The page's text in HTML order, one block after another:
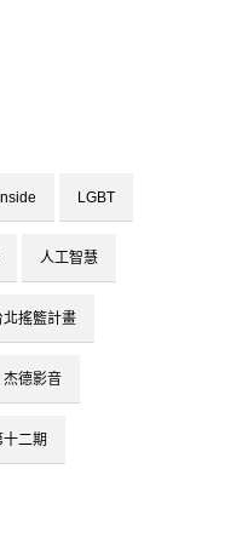
Inside LGBT
人工智慧
北搖籃計畫
杰德影音
十二期